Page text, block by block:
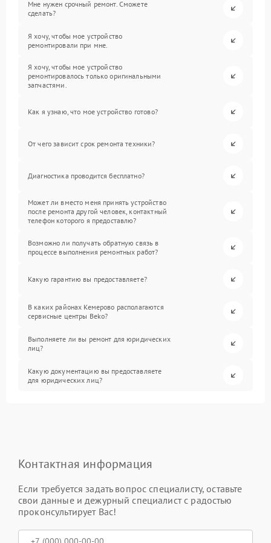
Мне нужен срочный ремонт. Сможете
сделать?
Я хочу, чтобы мое устройство
ремонтировали при мне.
Я хочу, чтобы мое устройство
ремонтировалось только оригинальными
запчастями.
Как я узнаю, что мое устройство готово?
От чего зависит срок ремонта техники?
Диагностика проводится бесплатно?
Может ли вместо меня принять устройство
после ремонта другой человек, контактный
телефон которого я предоставлю?
Возможно ли получать обратную связь в
процессе выполнения ремонтных работ?
Какую гарантию вы предоставляете?
В каких районах Кемерово располагаются
сервисные центры Beko?
Выполняете ли вы ремонт для юридических
лиц?
Какую документацию вы предоставляете
для юридических лиц?
Контактная информация
Если требуется задать вопрос специалисту, оставьте
свои данные и дежурный специалист с радостью
проконсультирует Вас!